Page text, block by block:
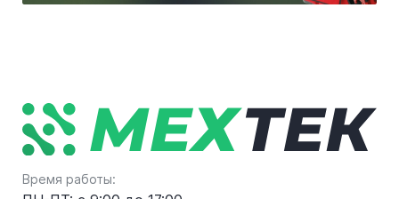
Время работы: